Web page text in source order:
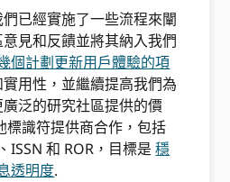
已經實施了一些流程來闡
見和反饋並將其納入我們
個計劃更新用戶體驗的項
實用性，並繼續提高我們為
泛的研究社區提供的價
標識符提供商合作，包括
、ISSN 和 ROR，目標是穩
透明度.